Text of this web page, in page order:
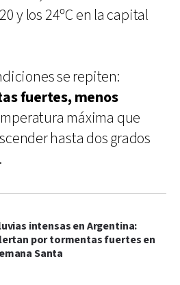
y los 24ºC en la capital
se repiten:
fuertes, menos
máxima que
hasta dos grados
intensas en Argentina:
por tormentas fuertes en
Santa